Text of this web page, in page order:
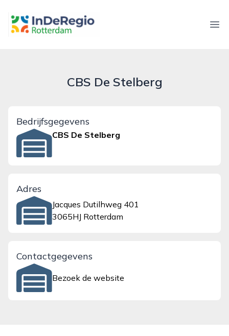
inderegiorotterdam.nl
CBS De Stelberg
Bedrijfsgegevens
CBS De Stelberg
Adres
Jacques Dutilhweg 401
3065HJ Rotterdam
Contactgegevens
Bezoek de website